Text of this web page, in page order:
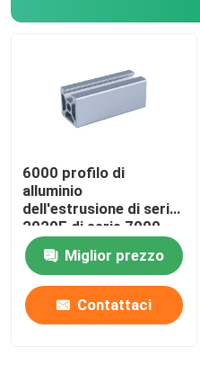
6000 profilo di
alluminio
dell'estrusione di serie
2020E di serie 7000
Miglior prezzo
Contattaci